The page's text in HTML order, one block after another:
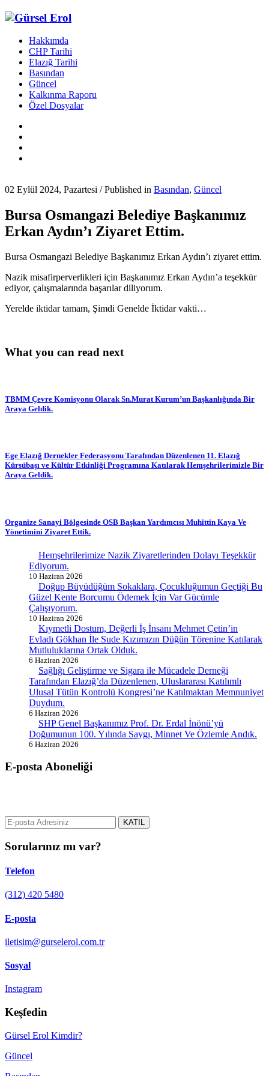
Hakkımda
CHP Tarihi
Elazığ Tarihi
Basından
Güncel
Kalkınma Raporu
Özel Dosyalar
02 Eylül 2024, Pazartesi /Published in Basından, Güncel
Bursa Osmangazi Belediye Başkanımız
Erkan Aydın’ı Ziyaret Ettim.
Bursa Osmangazi Belediye Başkanımız Erkan Aydın’ı ziyaret ettim.
Nazik misafirperverlikleri için Başkanımız Erkan Aydın’a teşekkür
ediyor, çalışmalarında başarılar diliyorum.
Yerelde iktidar tamam, Şimdi Genelde İktidar vakti…
What you can read next
TBMM Çevre Komisyonu Olarak Sn.Murat Kurum’un Başkanlığında Bir
Araya Geldik.
Ege Elazığ Dernekler Federasyonu Tarafından Düzenlenen 11. Elazığ
Kürsübaşı ve Kültür Etkinliği Programına Katılarak Hemşehrilerimizle Bir
Araya Geldik.
Organize Sanayi Bölgesinde OSB Başkan Yardımcısı Muhittin Kaya Ve
Yönetimini Ziyaret Ettik.
Hemşehrilerimize Nazik Ziyaretlerinden Dolayı Teşekkür
Ediyorum.
10 Haziran 2026
Doğup Büyüdüğüm Sokaklara, Çocukluğumun Geçtiği Bu
Güzel Kente Borcumu Ödemek İçin Var Gücümle
Çalışıyorum.
10 Haziran 2026
Kıymetli Dostum, Değerli İş İnsanı Mehmet Çetin’in
Evladı Gökhan İle Sude Kızımızın Düğün Törenine Katılarak
Mutluluklarına Ortak Olduk.
6 Haziran 2026
Sağlığı Geliştirme ve Sigara ile Mücadele Derneği
Tarafından Elazığ’da Düzenlenen, Uluslararası Katılımlı
Ulusal Tütün Kontrolü Kongresi’ne Katılmaktan Memnuniyet
Duydum.
6 Haziran 2026
SHP Genel Başkanımız Prof. Dr. Erdal İnönü’yü
Doğumunun 100. Yılında Saygı, Minnet Ve Özlemle Andık.
6 Haziran 2026
E-posta Aboneliği
KATIL
Sorularınız mı var?
Telefon
(312) 420 5480
E-posta
iletisim@gurselerol.com.tr
Sosyal
Instagram
Keşfedin
Gürsel Erol Kimdir?
Güncel